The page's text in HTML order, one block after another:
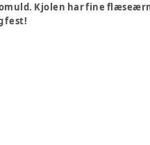
Kjolen har fine
fest!